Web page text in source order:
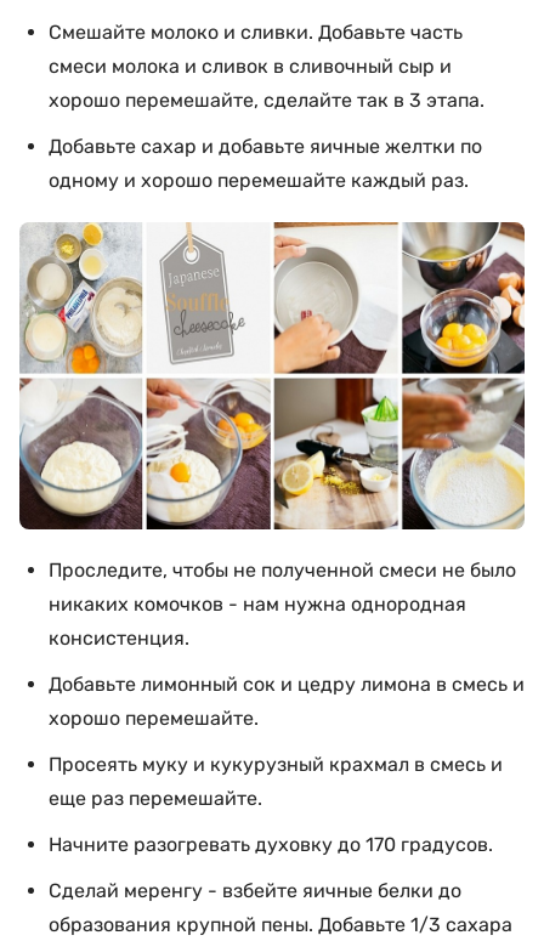
Смешайте молоко и сливки. Добавьте часть
смеси молока и сливок в сливочный сыр и
хорошо перемешайте, сделайте так в 3 этапа.
Добавьте сахар и добавьте яичные желтки по
одному и хорошо перемешайте каждый раз.
Проследите, чтобы не полученной смеси не было
никаких комочков - нам нужна однородная
консистенция.
Добавьте лимонный сок и цедру лимона в смесь и
хорошо перемешайте.
Просеять муку и кукурузный крахмал в смесь и
еще раз перемешайте.
Начните разогревать духовку до 170 градусов.
Сделай меренгу - взбейте яичные белки до
образования крупной пены. Добавьте 1/3 сахара